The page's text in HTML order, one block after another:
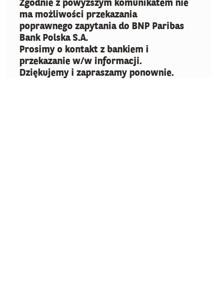
ma możliwości przekazania
poprawnego zapytania do BNP Paribas
Bank Polska S.A.
Prosimy o kontakt z bankiem i
przekazanie w/w informacji.
Dziękujemy i zapraszamy ponownie.